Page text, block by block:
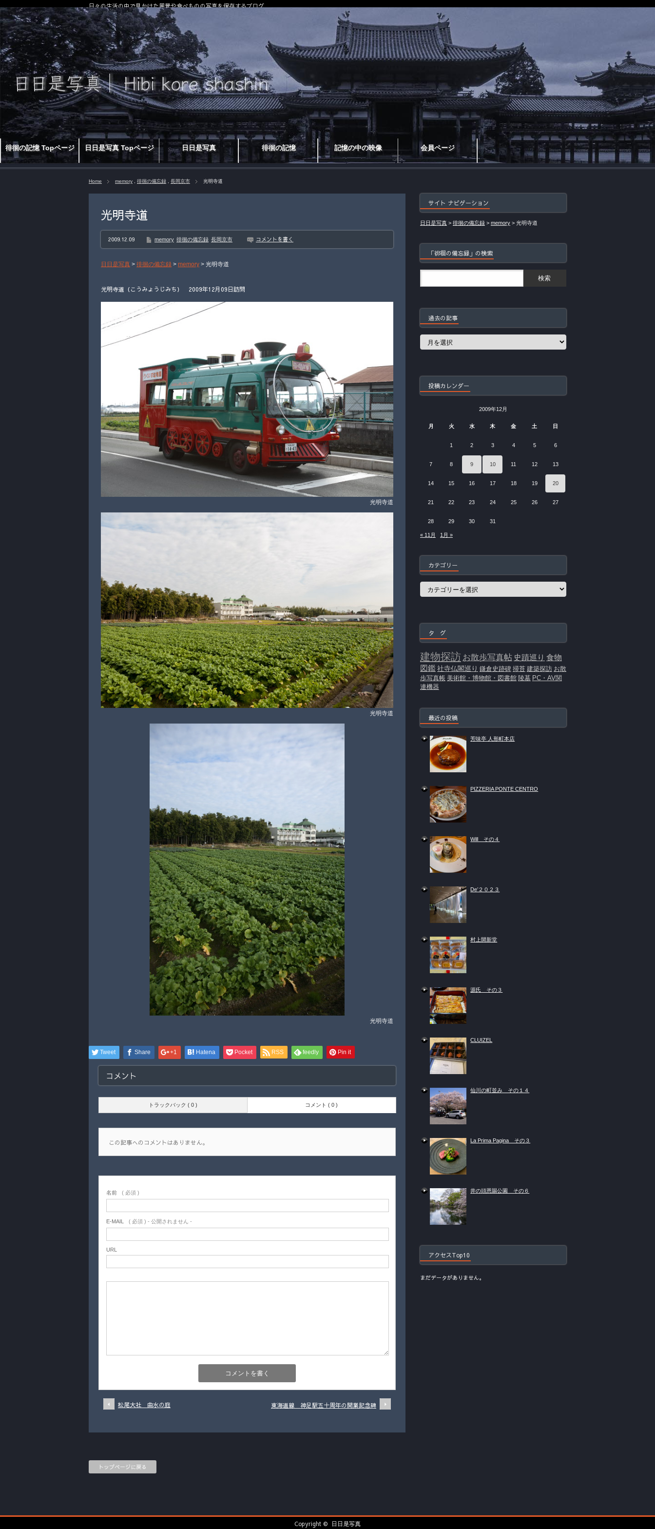
徘徊の記憶 Topページ 日日是写真 Topページ 日日是写真 徘徊の記憶 記憶の中の映像 会員ページ
日々の生活の中で見かけた風景や食べものの写真を保存するブログ
Home memory 徘徊の備忘録 長岡京市 光明寺道
光明寺道
2009.12.09 memory 徘徊の備忘録 長岡京市 コメントを書く
日日是写真 > 徘徊の備忘録 > memory > 光明寺道
光明寺道（こうみょうじみち） 2009年12月09日訪問
光明寺道
光明寺道
光明寺道
Tweet Share +1 Hatena Pocket RSS feedly Pin it
コメント
トラックバック ( 0 ) コメント ( 0 )
この記事へのコメントはありません。
名前 ( 必須 )
E-MAIL ( 必須 ) - 公開されません -
URL
松尾大社 曲水の庭 東海道線 神足駅五十周年の開業記念碑
トップページに戻る
サイト ナビゲーション
日日是写真 > 徘徊の備忘録 > memory > 光明寺道
「徘徊の備忘録」の検索
過去の記事
過
投稿カレンダー
2009年12月
月 火 水 木 金 土 日
1 2 3 4 5 6
7 8 9 10 11 12 13
14 15 16 17 18 19 20
21 22 23 24 25 26 27
28 29 30 31
« 11月 1月 »
カテゴリー
カ
タ グ
建物探訪 お散歩写真帖 史蹟巡り 食物
図鑑社寺仏閣巡り 鎌倉史跡碑 掃苔 建築探訪 お散
歩写真帳 美術館・博物館・図書館 陵墓 PC・AV関
連機器
最近の投稿
芳味亭 人形町本店
PIZZERIA PONTE CENTRO
Will その４
De’２０２３
村上開新堂
源氏 その３
CLUIZEL
仙川の町並み その１４
La Prima Pagina その３
井の頭恩賜公園 その６
アクセスTop10
まだデータがありません。
Copyright © 日日是写真